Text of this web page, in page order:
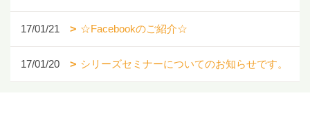
17/01/21 ☆Facebookのご紹介☆
17/01/20 シリーズセミナーについてのお知らせです。